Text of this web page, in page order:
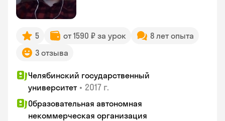
5 от 1590 ₽ за урок
8 лет опыта
3 отзыва
Челябинский государственный
университет • 2017 г.
Образовательная автономная
некоммерческая организация